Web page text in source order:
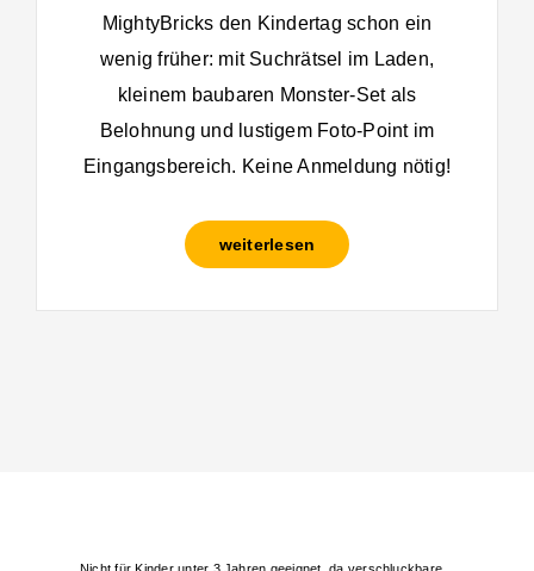
MightyBricks den Kindertag schon ein
wenig früher: mit Suchrätsel im Laden,
kleinem baubaren Monster-Set als
Belohnung und lustigem Foto-Point im
Eingangsbereich. Keine Anmeldung nötig!
weiterlesen